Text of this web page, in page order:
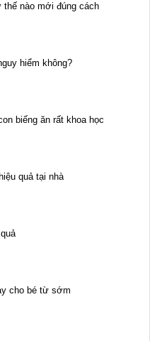
thế nào mới đúng cách
hiểm không?
biếng ăn rất khoa học
quả tại nhà
cho bé từ sớm